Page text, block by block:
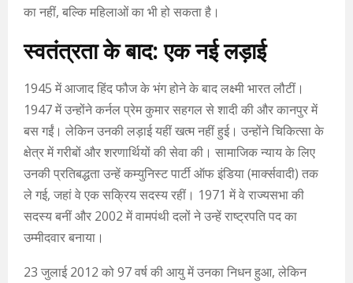
का नहीं, बल्कि महिलाओं का भी हो सकता है।
स्वतंत्रता के बाद: एक नई लड़ाई
1945 में आजाद हिंद फौज के भंग होने के बाद लक्ष्मी भारत लौटीं।
1947 में उन्होंने कर्नल प्रेम कुमार सहगल से शादी की और कानपुर में
बस गईं। लेकिन उनकी लड़ाई यहीं खत्म नहीं हुई। उन्होंने चिकित्सा के
क्षेत्र में गरीबों और शरणार्थियों की सेवा की। सामाजिक न्याय के लिए
उनकी प्रतिबद्धता उन्हें कम्युनिस्ट पार्टी ऑफ इंडिया (मार्क्सवादी) तक
ले गई, जहां वे एक सक्रिय सदस्य रहीं। 1971 में वे राज्यसभा की
सदस्य बनीं और 2002 में वामपंथी दलों ने उन्हें राष्ट्रपति पद का
उम्मीदवार बनाया।
23 जुलाई 2012 को 97 वर्ष की आयु में उनका निधन हुआ, लेकिन